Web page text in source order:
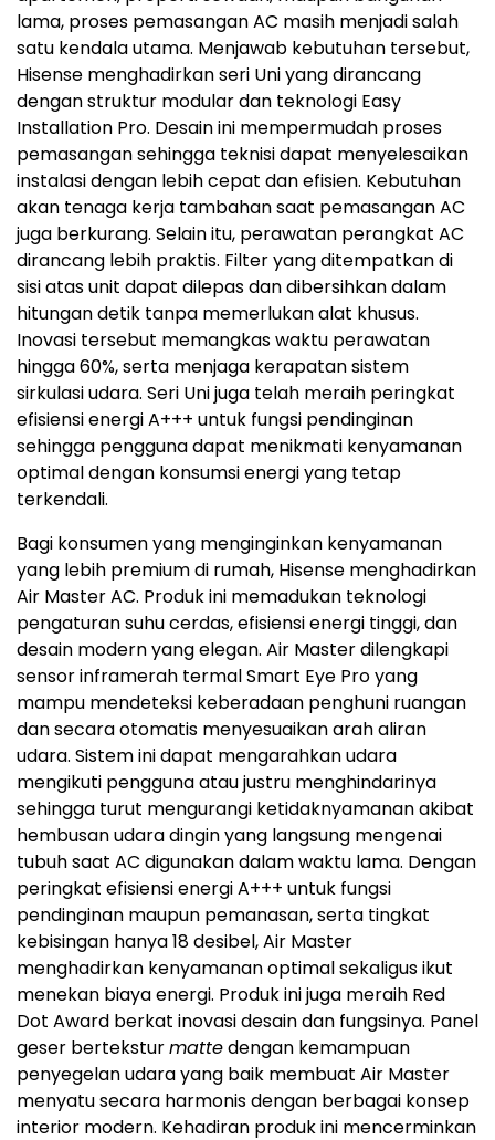
lama, proses pemasangan AC masih menjadi salah
satu kendala utama. Menjawab kebutuhan tersebut,
Hisense menghadirkan seri Uni yang dirancang
dengan struktur modular dan teknologi Easy
Installation Pro. Desain ini mempermudah proses
pemasangan sehingga teknisi dapat menyelesaikan
instalasi dengan lebih cepat dan efisien. Kebutuhan
akan tenaga kerja tambahan saat pemasangan AC
juga berkurang. Selain itu, perawatan perangkat AC
dirancang lebih praktis. Filter yang ditempatkan di
sisi atas unit dapat dilepas dan dibersihkan dalam
hitungan detik tanpa memerlukan alat khusus.
Inovasi tersebut memangkas waktu perawatan
hingga 60%, serta menjaga kerapatan sistem
sirkulasi udara. Seri Uni juga telah meraih peringkat
efisiensi energi A+++ untuk fungsi pendinginan
sehingga pengguna dapat menikmati kenyamanan
optimal dengan konsumsi energi yang tetap
terkendali.
Bagi konsumen yang menginginkan kenyamanan
yang lebih premium di rumah, Hisense menghadirkan
Air Master AC. Produk ini memadukan teknologi
pengaturan suhu cerdas, efisiensi energi tinggi, dan
desain modern yang elegan. Air Master dilengkapi
sensor inframerah termal Smart Eye Pro yang
mampu mendeteksi keberadaan penghuni ruangan
dan secara otomatis menyesuaikan arah aliran
udara. Sistem ini dapat mengarahkan udara
mengikuti pengguna atau justru menghindarinya
sehingga turut mengurangi ketidaknyamanan akibat
hembusan udara dingin yang langsung mengenai
tubuh saat AC digunakan dalam waktu lama. Dengan
peringkat efisiensi energi A+++ untuk fungsi
pendinginan maupun pemanasan, serta tingkat
kebisingan hanya 18 desibel, Air Master
menghadirkan kenyamanan optimal sekaligus ikut
menekan biaya energi. Produk ini juga meraih Red
Dot Award berkat inovasi desain dan fungsinya. Panel
geser berteksturmattedengan kemampuan
penyegelan udara yang baik membuat Air Master
menyatu secara harmonis dengan berbagai konsep
interior modern. Kehadiran produk ini mencerminkan